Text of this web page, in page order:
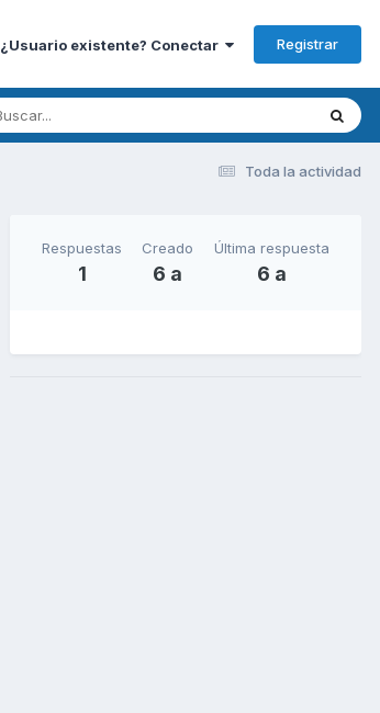
¿Usuario existente? Conectar Registrar
Toda la actividad
Respuestas
1
Creado
6 a
Última respuesta
6 a